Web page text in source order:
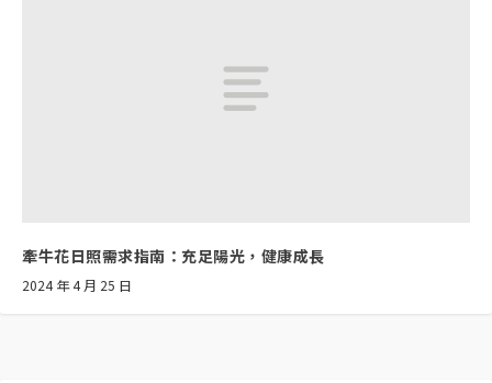
牽牛花日照需求指南：充足陽光，健康成長
2024 年 4 月 25 日